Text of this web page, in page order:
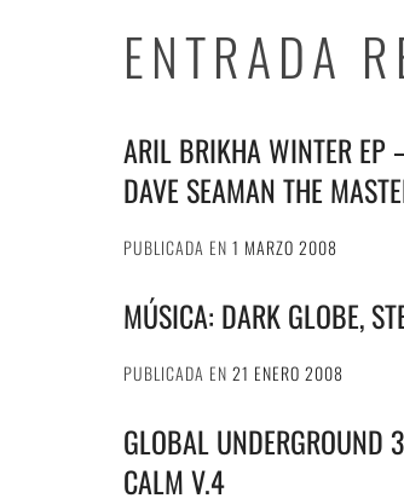
ENTRADA
ARIL BRIKHA WINTER EP
DAVE SEAMAN THE
PUBLICADA EN 1 MARZO 2008
MÚSICA: DARK GLOBE,
PUBLICADA EN 21 ENERO 2008
GLOBAL UNDERGROUND
CALM V.4